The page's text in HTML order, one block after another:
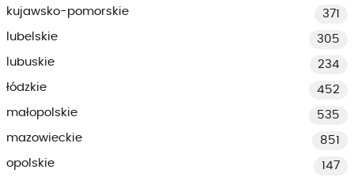
kujawsko-pomorskie
371
lubelskie
305
lubuskie
234
łódzkie
452
małopolskie
535
mazowieckie
851
opolskie
147